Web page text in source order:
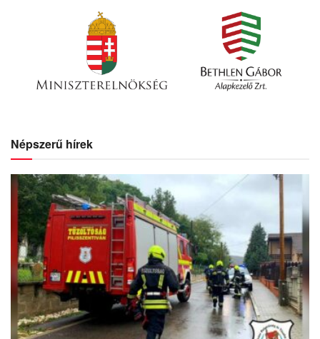
Népszerű hírek